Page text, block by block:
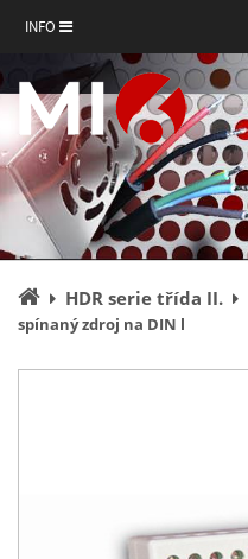
INFO
Úvodní
stránka
HDR serie třída II.
spínaný zdroj na DIN l